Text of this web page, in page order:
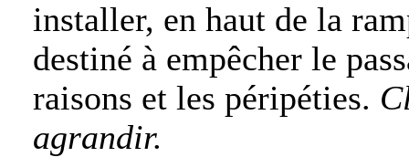
installer, en haut de la
destiné à empêcher le
raisons et les péripéties.
agrandir.